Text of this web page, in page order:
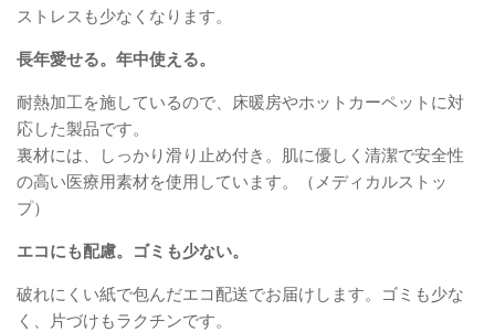
ストレスも少なくなります。
長年愛せる。年中使える。
耐熱加工を施しているので、床暖房やホットカーペットに対
応した製品です。
裏材には、しっかり滑り止め付き。肌に優しく清潔で安全性
の高い医療用素材を使用しています。（メディカルストッ
プ）
エコにも配慮。ゴミも少ない。
破れにくい紙で包んだエコ配送でお届けします。ゴミも少な
く、片づけもラクチンです。